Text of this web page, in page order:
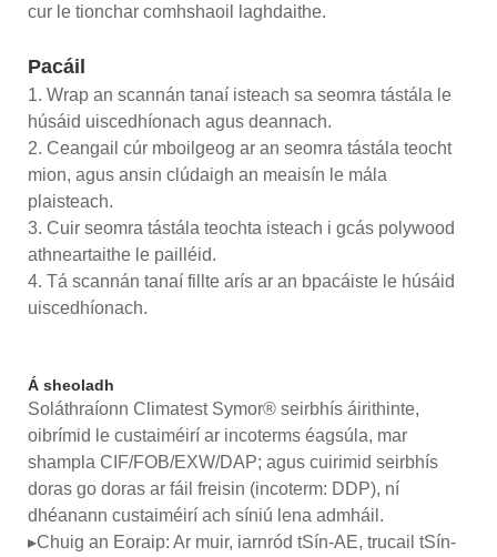
cur le tionchar comhshaoil ​​laghdaithe.
Pacáil
1. Wrap an scannán tanaí isteach sa seomra tástála le
húsáid uiscedhíonach agus deannach.
2. Ceangail cúr mboilgeog ar an seomra tástála teocht
mion, agus ansin clúdaigh an meaisín le mála
plaisteach.
3. Cuir seomra tástála teochta isteach i gcás polywood
athneartaithe le pailléid.
4. Tá scannán tanaí fillte arís ar an bpacáiste le húsáid
uiscedhíonach.
Á sheoladh
Soláthraíonn Climatest Symor® seirbhís áirithinte,
oibrímid le custaiméirí ar incoterms éagsúla, mar
shampla CIF/FOB/EXW/DAP; agus cuirimid seirbhís
doras go doras ar fáil freisin (incoterm: DDP), ní
dhéanann custaiméirí ach síniú lena admháil.
▸Chuig an Eoraip: Ar muir, iarnród tSín-AE, trucail tSín-